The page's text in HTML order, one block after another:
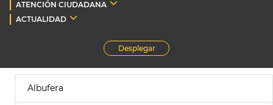
ATENCIÓN CIUDADANA
ACTUALIDAD
Desplegar
Albufera